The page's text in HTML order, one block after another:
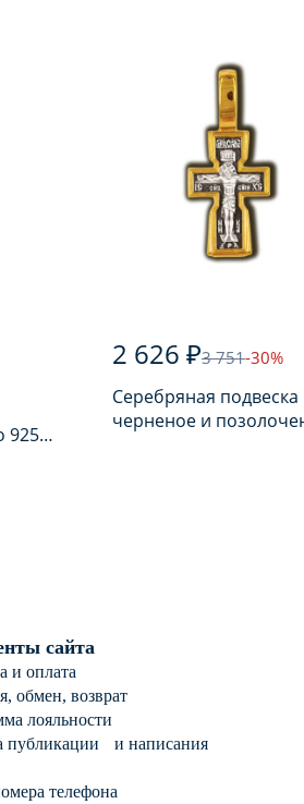
925
2 626 ₽3 751-30%
Серебряная подвеска
черненое и
сайта
и оплата
обмен, возврат
лояльности
публикации и написания
телефона